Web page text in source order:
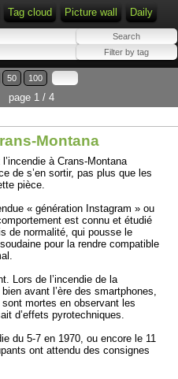
Tag cloud Picture wall Daily
50 100
page 1 / 4
Montana
à Crans-Montana
de s’en sortir, pas plus que les
pièce.
« génération Instagram » ou
est connu et étudié
de normalité, qui pousse le
pour la rendre compatible
Lors de l’incendie de la
avant l’ère des smartphones,
mortes en observant les
d’effets pyrotechniques.
du 5-7 en 1970, ou encore le 11
ont attendu des consignes